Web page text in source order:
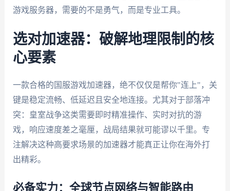
游戏服务器，需要的不是勇气，而是专业工具。
选对加速器：破解地理限制的核
心要素
一款合格的国服游戏加速器，绝不仅仅是帮你"连上"，关
键是稳定流畅、低延迟且安全地连接。尤其对于部落冲
突：皇室战争这类需要即时精准操作、实时对抗的游
戏，响应速度差之毫厘，战局结果就可能谬以千里。专
注解决这种高要求场景的加速器才能真正让你在海外打
出精彩。
必备实力：全球节点网络与智能路由